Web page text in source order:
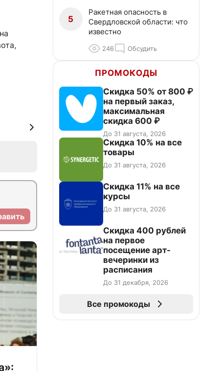
5
Ракетная опасность в
Свердловской области: что
известно
246 Обсудить
ПРОМОКОДЫ
Скидка 50% от 800 ₽
на первый заказ,
максимальная
скидка 600 ₽
До 31 августа, 2026
Скидка 10% на все
товары
До 31 августа, 2026
Скидка 11% на все
курсы
До 31 августа, 2026
Cкидка 400 рублей
на первое
посещение арт-
вечеринки из
расписания
До 31 декабря, 2026
Все промокоды